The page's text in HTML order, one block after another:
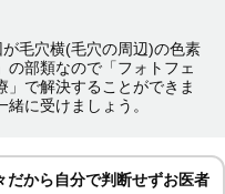
毛穴横(毛穴の周辺)の色素
の部類なので「フォトフェ
」で解決することができま
に受けましょう。
だから自分で判断せずお医者